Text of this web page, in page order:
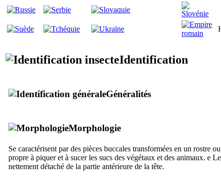
Identification
Généralités
Morphologie
Se caractérisent par des pièces buccales transformées en un rostre
propre à piquer et à sucer les sucs des végétaux et des animaux. e
nettement détaché de la partie antérieure de la tête.